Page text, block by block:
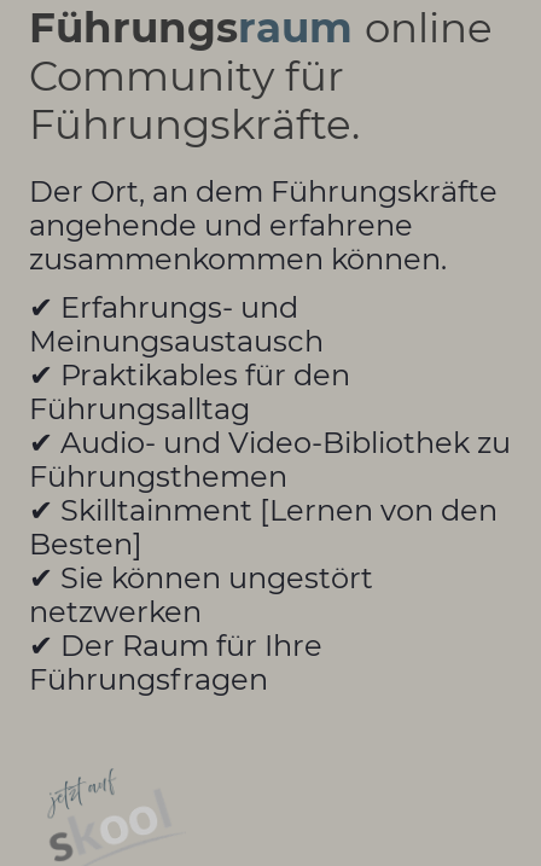
Führungsraum online
Community für
Führungskräfte.
Der Ort, an dem Führungskräfte
angehende und erfahrene
zusammenkommen können.
✔ Erfahrungs- und
Meinungsaustausch
✔ Praktikables für den
Führungsalltag
✔ Audio- und Video-Bibliothek zu
Führungsthemen
✔ Skilltainment [Lernen von den
Besten]
✔ Sie können ungestört
netzwerken
✔ Der Raum für Ihre
Führungsfragen